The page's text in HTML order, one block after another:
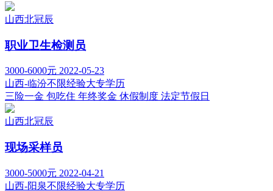
山西北冠辰
职业卫生检测员
3000-6000元 2022-05-23
山西-临汾不限经验大专学历
三险一金 包吃住 年终奖金 休假制度 法定节假日
山西北冠辰
现场采样员
3000-5000元 2022-04-21
山西-阳泉不限经验大专学历